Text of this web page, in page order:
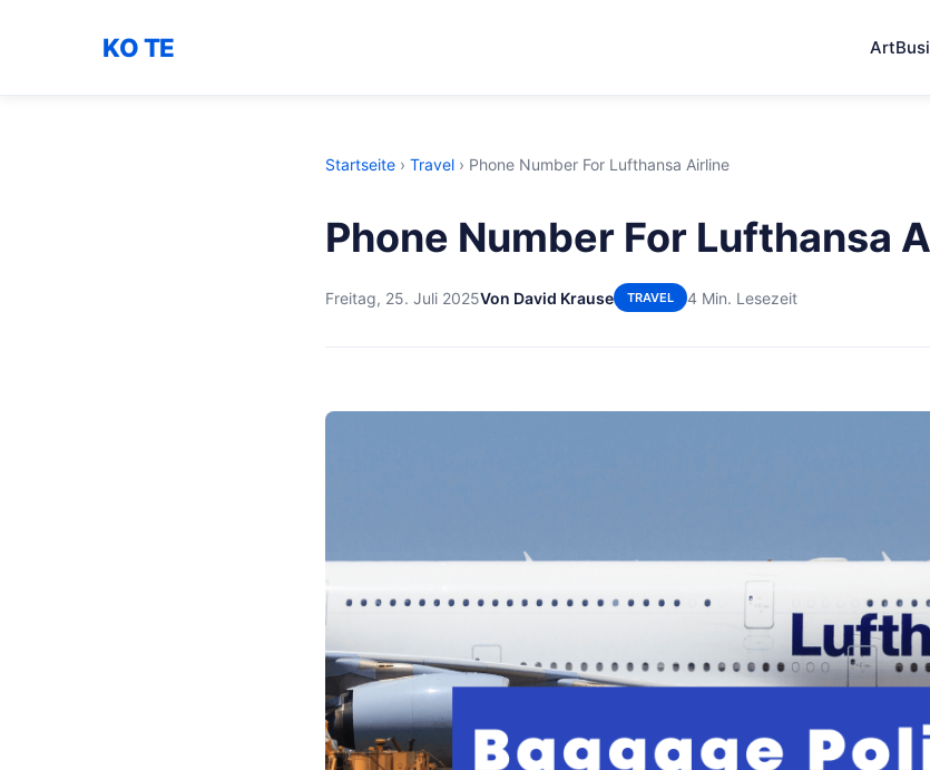
KO TE Art
Startseite › Travel › Phone Number For Lufthansa Airline
Phone Number For Lufthansa
Freitag, 25. Juli 2025Von David Krause TRAVEL 4 Min. Lesezeit